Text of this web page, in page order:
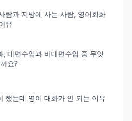
람과 지방에 사는 사람, 영어회화
유
, 대면수업과 비대면수업 중 무엇
요?
했는데 영어 대화가 안 되는 이유